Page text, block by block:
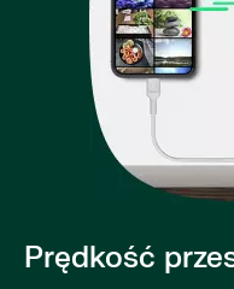
Prędkość